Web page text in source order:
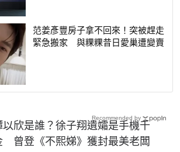
范姜彥豐房子拿不回來！突被趕走
緊急搬家 與粿粿昔日愛巢遭變賣
以欣是誰？徐子翔遺孀是手機千
曾登《不熙娣》獲封最美老闆
Recommended by